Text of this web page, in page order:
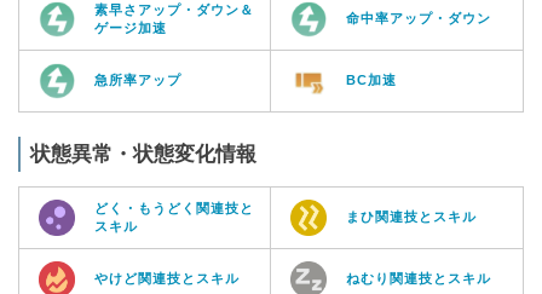
素早さアップ・ダウン＆
ゲージ加速
命中率アップ・ダウン
急所率アップ BC加速
状態異常・状態変化情報
どく・もうどく関連技と
スキル
まひ関連技とスキル
やけど関連技とスキル ねむり関連技とスキル